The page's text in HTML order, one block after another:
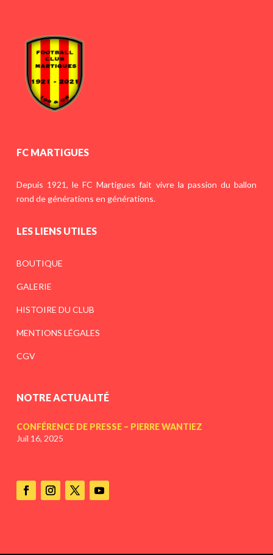
FC MARTIGUES
Depuis 1921, le FC Martigues fait vivre la passion du ballon
rond de générations en générations.
LES LIENS UTILES
BOUTIQUE
GALERIE
HISTOIRE DU CLUB
MENTIONS LÉGALES
CGV
NOTRE ACTUALITÉ
CONFÉRENCE DE PRESSE – PIERRE WANTIEZ
Juil 16, 2025